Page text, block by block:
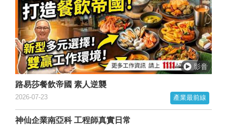
路易莎餐飲帝國 素人逆襲
2026-07-23 產業最前線
神仙企業南亞科 工程師真實日常